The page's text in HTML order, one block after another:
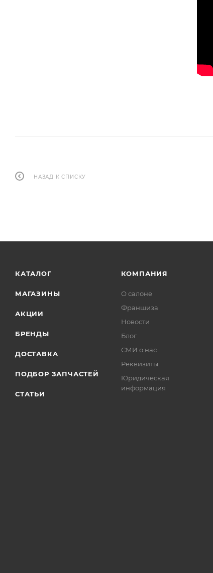
НАЗАД К СПИСКУ
КАТАЛОГ
МАГАЗИНЫ
АКЦИИ
БРЕНДЫ
ДОСТАВКА
ПОДБОР ЗАПЧАСТЕЙ
СТАТЬИ
КОМПАНИЯ
О салоне
Франшиза
Новости
Блог
СМИ о нас
Реквизиты
Юридическая
информация